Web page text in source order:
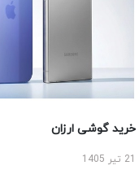
خرید گوشی ارزان